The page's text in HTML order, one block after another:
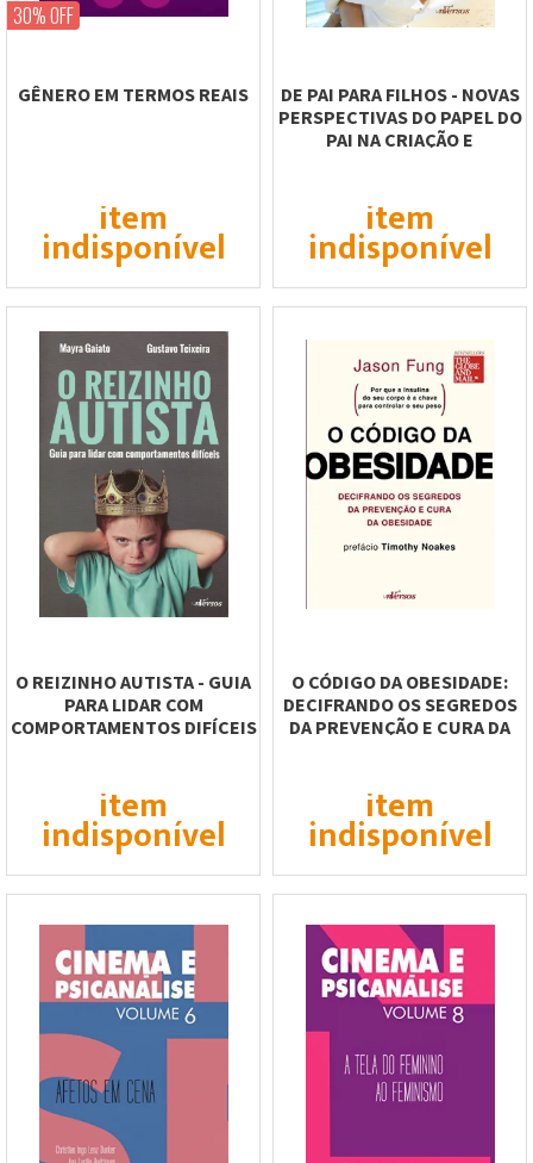
30% OFF
GÊNERO EM TERMOS REAIS
item
indisponível
DE PAI PARA FILHOS - NOVAS
PERSPECTIVAS DO PAPEL DO
PAI NA CRIAÇÃO E
item
indisponível
O REIZINHO AUTISTA - GUIA
PARA LIDAR COM
COMPORTAMENTOS DIFÍCEIS
item
indisponível
O CÓDIGO DA OBESIDADE:
DECIFRANDO OS SEGREDOS
DA PREVENÇÃO E CURA DA
item
indisponível